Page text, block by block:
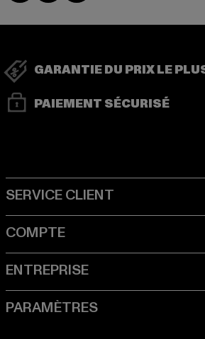
GARANTIE DU PRIX LE
PAIEMENT SÉCURISÉ